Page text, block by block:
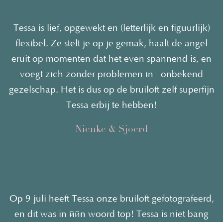
Tessa is lief, opgewekt en (letterlijk en figuurlijk)
flexibel. Ze stelt je op je gemak, haalt de angel
eruit op momenten dat het even spannend is, en
voegt zich zonder problemen in onbekend
gezelschap. Het is dus op de bruiloft zelf superfijn
Tessa erbij te hebben!
Nienke & Sjoerd
Op 9 juli heeft Tessa onze bruiloft gefotografeerd,
en dit was in één woord top! Tessa is niet bang